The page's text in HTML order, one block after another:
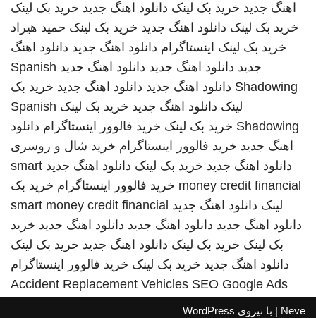
اهنگ جدید خرید بک لینک دانلود اهنگ جدید خرید بک لینک
خرید بک لینک دانلود اهنگ جدید خرید بک لینک حمید هیراد
خرید بک لینک اینستاگرام دانلود اهنگ جدید دانلود اهنگ
جدید دانلود اهنگ جدید دانلود اهنگ جدید Spanish
Shadowing دانلود اهنگ جدید دانلود اهنگ جدید خرید بک
لینک دانلود اهنگ جدید خرید بک لینک Spanish
Shadowing خرید بک لینک خرید فالوور اینستاگرام دانلود
اهنگ جدید خرید فالوور اینستاگرام خرید شال و روسری
دانلود اهنگ جدید خرید بک لینک دانلود اهنگ جدید smart
money credit financial خرید فالوور اینستاگرام خرید بک
لینک دانلود اهنگ جدید smart money credit financial
دانلود اهنگ جدید دانلود اهنگ جدید دانلود اهنگ جدید خرید
بک لینک خرید بک لینک دانلود اهنگ جدید خرید بک لینک
دانلود اهنگ جدید خرید بک لینک خرید فالوور اینستاگرام
Accident Replacement Vehicles SEO Google Ads
Neve | با نیروی WordPress